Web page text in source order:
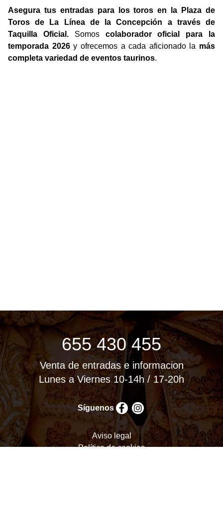
Asegura tus entradas para los toros en la Plaza de
Toros de La Línea de la Concepción a través de
Taquilla Oficial.Somos colaborador oficial para la
temporada 2026y ofrecemos a cada aficionado la más
completa variedad de eventos taurinos.
655 430 455
Venta de entradas e informacion
Lunes a Viernes 10-14h / 17-20h
Síguenos
Aviso legal
Política de cookies